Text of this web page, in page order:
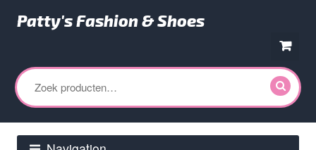
naar
navigatie
naar
de
inhoud
Patty's Fashion & Shoes
Zoeken
naar: